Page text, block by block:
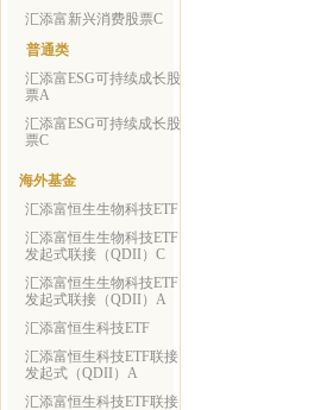
汇添富新兴消费股票C
普通类
汇添富ESG可持续成长股
票A
汇添富ESG可持续成长股
票C
海外基金
汇添富恒生生物科技ETF
汇添富恒生生物科技ETF
发起式联接（QDII）C
汇添富恒生生物科技ETF
发起式联接（QDII）A
汇添富恒生科技ETF
汇添富恒生科技ETF联接
发起式（QDII）A
汇添富恒生科技ETF联接